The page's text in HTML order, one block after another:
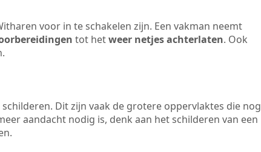
voor in te schakelen zijn. Een vakman neemt
tot hetweer netjes achterlaten. Ook
Dit zijn vaak de grotere oppervlaktes die nog
aandacht nodig is, denk aan het schilderen van een